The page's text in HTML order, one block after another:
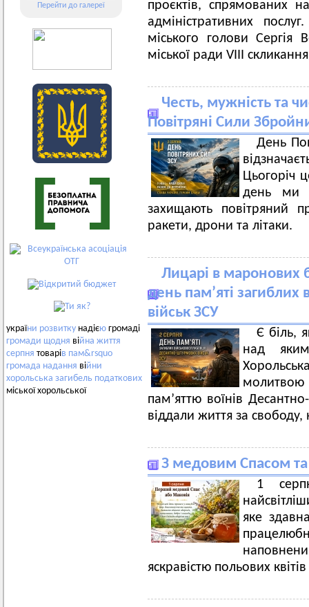
Перейти до галереї
україни розвитку надією громаді
громади щодня війна життя
серпня товарів пам&rsquo
громада надання війни
хорольська загибель податкових
міської хорольської
проєктів, спрямованих
адміністративних
міського голови Сергія
міської ради VIII
Честь, мужність та
Повітряні Сили
День
Цьогоріч
день ми
захищають повітряний
ракети, дрони та літаки.
Лицарі в маронових
день пам’яті
військ ЗСУ
Є біль,
над
пам’яттю воїнів
віддали життя за свободу,
З медовим Спасом
1
яке
яскравістю польових